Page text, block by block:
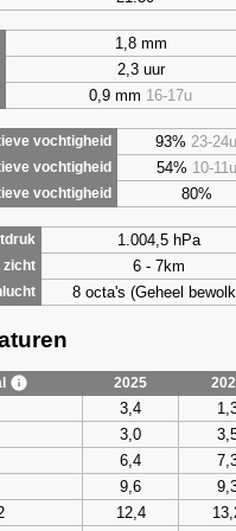
1,8 mm
2,3 uur
0,9 mm 16-17u
vochtigheid 93% 23-24u
vochtigheid 54% 10-11u
vochtigheid 80%
1.004,5 hPa
zicht 6 - 7km
8 octa's (Geheel
2025
3,4
3,0
6,4
9,6
12,4